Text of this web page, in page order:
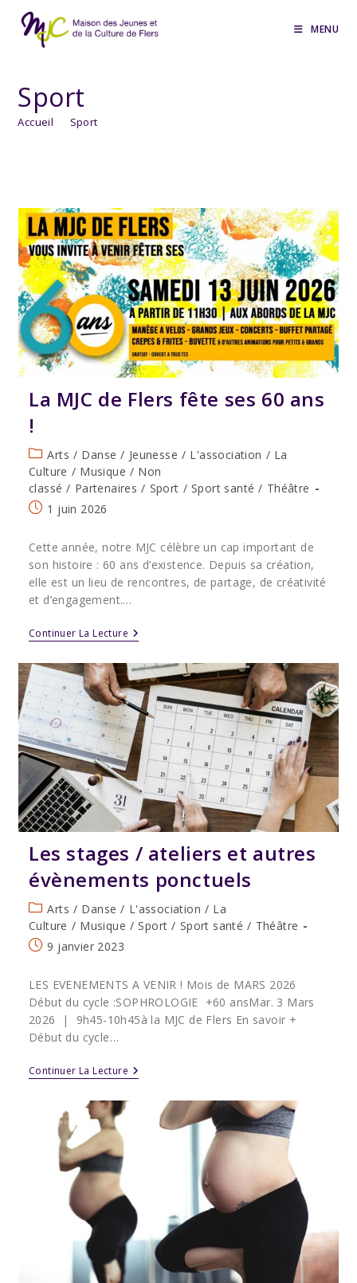
content
MENU
Sport
Accueil Sport
La MJC de Flers fête ses 60 ans
!
Post
category:
Arts / Danse / Jeunesse / L'association / La
Culture / Musique / Non
classé / Partenaires / Sport / Sport santé / Théâtre
Publication
1 juin 2026
Cette année, notre MJC célèbre un cap important de
son histoire : 60 ans d’existence. Depuis sa création,
elle est un lieu de rencontres, de partage, de créativité
et d’engagement.…
Continuer La LectureLa
MJC
Flers
Fête
Ses
60
Ans
Les stages / ateliers et autres
évènements ponctuels
Post
category:
Arts / Danse / L'association / La
Culture / Musique / Sport / Sport santé / Théâtre
Publication
9 janvier 2023
LES EVENEMENTS A VENIR ! Mois de MARS 2026
Début du cycle :SOPHROLOGIE +60 ansMar. 3 Mars
2026 | 9h45-10h45à la MJC de Flers En savoir +
Début du cycle…
Continuer La LectureLes
Stages
Ateliers
Autres